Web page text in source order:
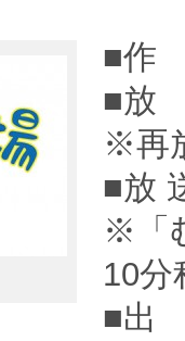
■作
■放
※再
■放
※「
10分
■出